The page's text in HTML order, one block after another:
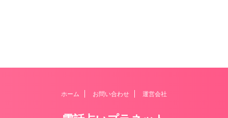
ホーム お問い合わせ 運営会社